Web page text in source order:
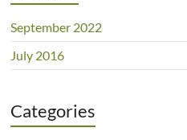
September 2022
July 2016
Categories